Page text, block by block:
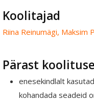
Koolitajad
Riina Reinumägi, Maksim
Pärast
enesekindlalt
kohandada seadeid